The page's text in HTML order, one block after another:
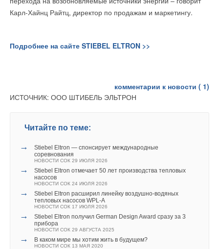
Карл-Хайнц Райтц, директор по продажам и маркетингу.
Подробнее на сайте STIEBEL ELTRON >>
комментарии к новости ( 1)
ИСТОЧНИК: ООО ШТИБЕЛЬ ЭЛЬТРОН
Читайте по теме:
→
Stiebel Eltron — спонсирует международные
соревнования
НОВОСТИ СОК 29 ИЮЛЯ 2026
→
Stiebel Eltron отмечает 50 лет производства тепловых
насосов
НОВОСТИ СОК 24 ИЮЛЯ 2026
→
Stiebel Eltron расширил линейку воздушно-водяных
тепловых насосов WPL-A
НОВОСТИ СОК 17 ИЮЛЯ 2026
→
Stiebel Eltron получил German Design Award сразу за 3
прибора
НОВОСТИ СОК 29 АВГУСТА 2025
→ В каком мире мы хотим жить в будущем?
НОВОСТИ СОК 13 МАЯ 2020